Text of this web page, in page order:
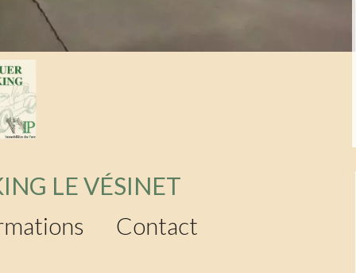
LE VÉSINET
Contact